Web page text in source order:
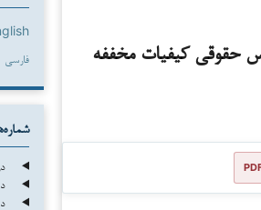
حقوقی کیفیات مخففه
فارسی